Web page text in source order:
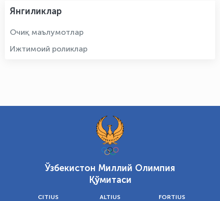
Янгиликлар
Очиқ маълумотлар
Ижтимоий роликлар
Ўзбекистон Миллий Олимпия
Қўмитаси
CITIUS ALTIUS FORTIUS